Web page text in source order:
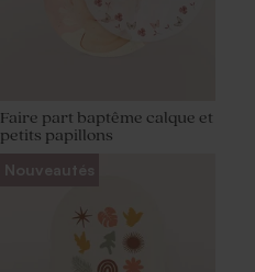
Faire part baptême calque et
petits papillons
Nouveautés